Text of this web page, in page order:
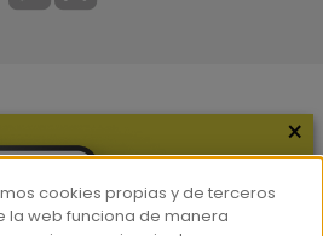
×
cookies propias y de terceros
la web funciona de manera